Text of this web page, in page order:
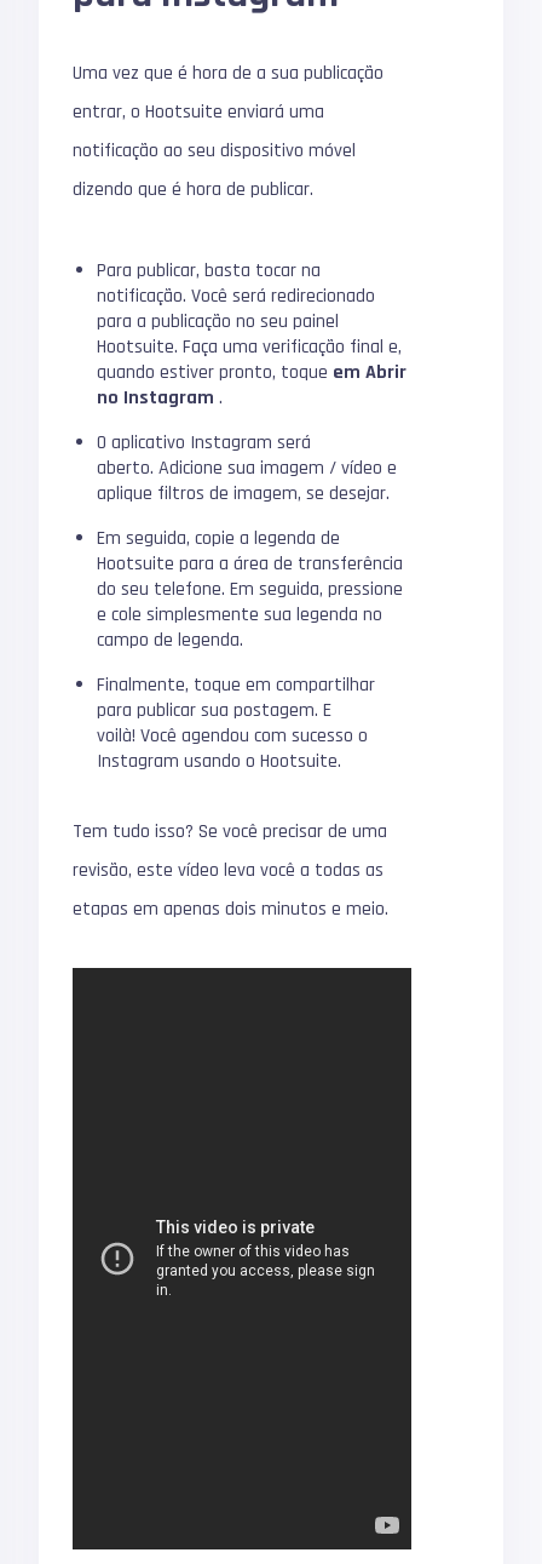
Uma vez que é hora de a sua publicação
entrar, o Hootsuite enviará uma
notificação ao seu dispositivo móvel
dizendo que é hora de publicar.
Para publicar, basta tocar na
notificação. Você será redirecionado
para a publicação no seu painel
Hootsuite. Faça uma verificação final e,
quando estiver pronto, toque em Abrir
no Instagram .
O aplicativo Instagram será
aberto. Adicione sua imagem / vídeo e
aplique filtros de imagem, se desejar.
Em seguida, copie a legenda de
Hootsuite para a área de transferência
do seu telefone. Em seguida, pressione
e cole simplesmente sua legenda no
campo de legenda.
Finalmente, toque em compartilhar
para publicar sua postagem. E
voilà! Você agendou com sucesso o
Instagram usando o Hootsuite.
Tem tudo isso? Se você precisar de uma
revisão, este vídeo leva você a todas as
etapas em apenas dois minutos e meio.